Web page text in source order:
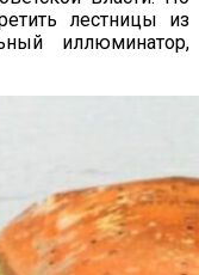
лестницы из
иллюминатор,